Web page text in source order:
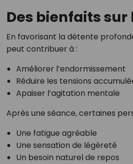
Des bienfaits
En favorisant la détente
peut contribuer à :
Améliorer l’endormissement
Réduire les tensions
Apaiser l’agitation mentale
Après une séance, certaines
Une fatigue agréable
Une sensation de légèreté
Un besoin naturel de repos